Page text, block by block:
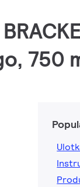
750